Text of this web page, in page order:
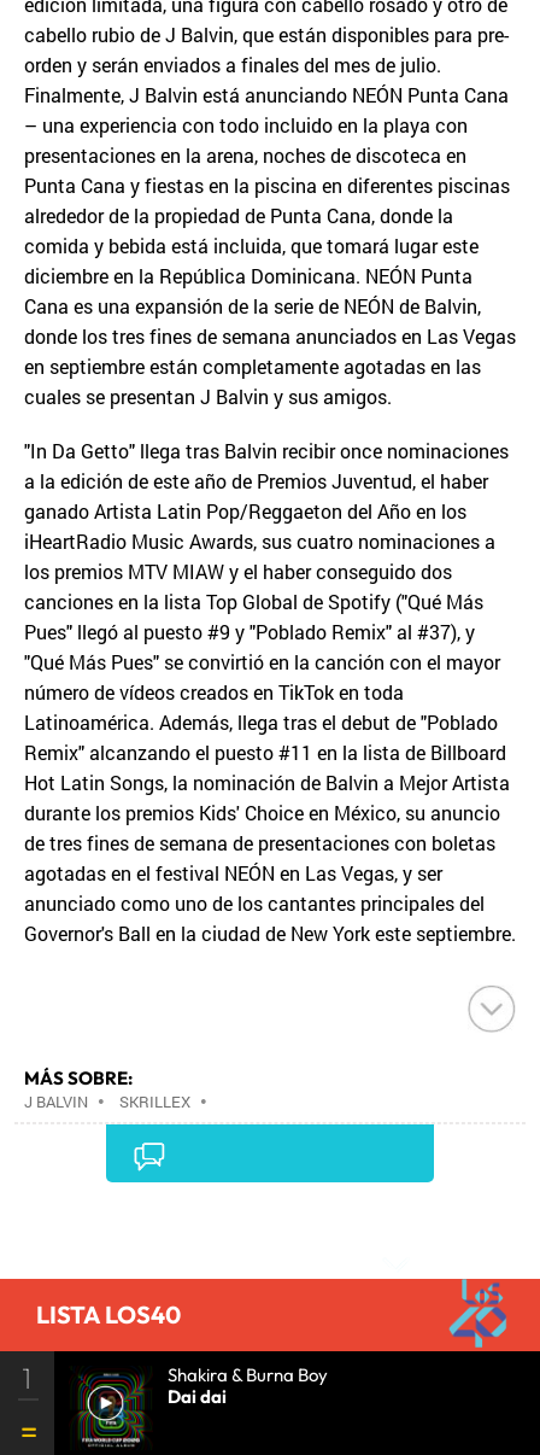
cabello rubio de J Balvin, que están disponibles para pre-
orden y serán enviados a finales del mes de julio.
Finalmente, J Balvin está anunciando NEÓN Punta Cana
– una experiencia con todo incluido en la playa con
presentaciones en la arena, noches de discoteca en
Punta Cana y fiestas en la piscina en diferentes piscinas
alrededor de la propiedad de Punta Cana, donde la
comida y bebida está incluida, que tomará lugar este
diciembre en la República Dominicana. NEÓN Punta
Cana es una expansión de la serie de NEÓN de Balvin,
donde los tres fines de semana anunciados en Las Vegas
en septiembre están completamente agotadas en las
cuales se presentan J Balvin y sus amigos.
"In Da Getto" llega tras Balvin recibir once nominaciones
a la edición de este año de Premios Juventud, el haber
ganado Artista Latin Pop/Reggaeton del Año en los
iHeartRadio Music Awards, sus cuatro nominaciones a
los premios MTV MIAW y el haber conseguido dos
canciones en la lista Top Global de Spotify ("Qué Más
Pues" llegó al puesto #9 y "Poblado Remix" al #37), y
"Qué Más Pues" se convirtió en la canción con el mayor
número de vídeos creados en TikTok en toda
Latinoamérica. Además, llega tras el debut de "Poblado
Remix" alcanzando el puesto #11 en la lista de Billboard
Hot Latin Songs, la nominación de Balvin a Mejor Artista
durante los premios Kids' Choice en México, su anuncio
de tres fines de semana de presentaciones con boletas
agotadas en el festival NEÓN en Las Vegas, y ser
anunciado como uno de los cantantes principales del
Governor's Ball en la ciudad de New York este septiembre.
MÁS SOBRE:
J BALVIN • SKRILLEX •
LISTA LOS40
1
Shakira & Burna Boy
Dai dai